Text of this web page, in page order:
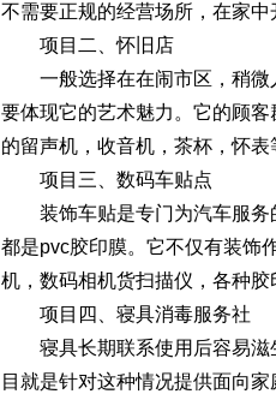
不需要正规的经营场所，在家中
项目二、怀旧店
一般选择在在闹市区，稍
要体现它的艺术魅力。它的顾
的留声机，收音机，茶杯，怀表
项目三、数码车贴点
装饰车贴是专门为汽车服
都是pvc胶印膜。它不仅有装饰
机，数码相机货扫描仪，各种胶
项目四、寝具消毒服务社
寝具长期联系使用后容易
目就是针对这种情况提供面向